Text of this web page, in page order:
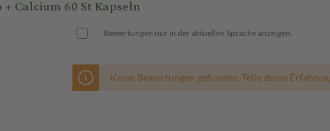
Calcium 60 St Kapseln
Bewertungen nur in der aktuellen Sprache anzeigen.
Keine Bewertungen gefunden. Teile deine